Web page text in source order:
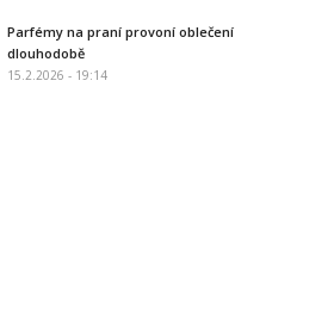
Parfémy na praní provoní oblečení
dlouhodobě
15.2.2026 - 19:14